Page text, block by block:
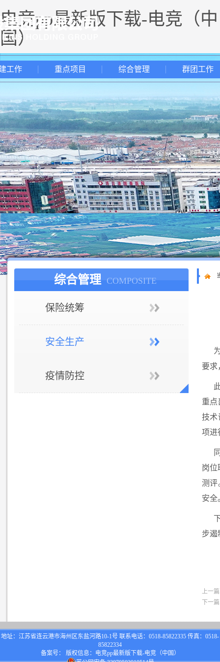
电竞pp最新版下载-电竞（中
国）
工作 重点项目 综合管理 群团工作
综合管理 COMPOSITE
保险统筹
安全生产
疫情防控
要求
重点
技术
项进
岗位
测评
安全
步遏
上一
下一
地址：江苏省连云港市海州区东盐河路10-1号 联系电话：0518-85822335 传真：0518-
85822334
备案号： 版权信息：电竞pp最新版下载-电竞（中国）